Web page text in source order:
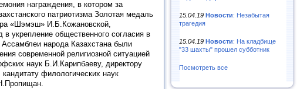
награждения, в котором за
патриотизма Золотая медаль
«Шэмэш» И.Б.Кожановской,
укрепление общественного согласия в
народа Казахстана были
современной религиозной ситуацией
наук Б.И.Карипбаеву, директору
филологических наук
15.04.19 Новости: Незабытая
трагедия
15.04.19 Новости: На кладбище
"33 шахты" прошел субботник
Посмотреть все